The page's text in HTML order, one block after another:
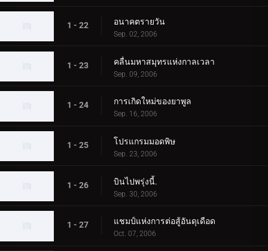
1 - 22 อนาคตรายวัน
Sep. 02, 2006
1 - 23 คลื่นมหาสมุทรแห่งกาลเวลา
Sep. 09, 2006
1 - 24 การเกิดใหม่ของยาพูล
Sep. 16, 2006
1 - 25 โปรแกรมมอดพิษ
Sep. 23, 2006
1 - 26 บินไปพรุ่งนี้.
Sep. 30, 2006
1 - 27 แชมป์แห่งการต่อสู้อันดุเดือด
Oct. 07, 2006